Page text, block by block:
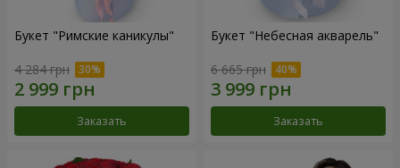
Букет "Римские каникулы"
4 284 грн
Заказать
Букет "Небесная акварель"
6 665 грн
Заказать